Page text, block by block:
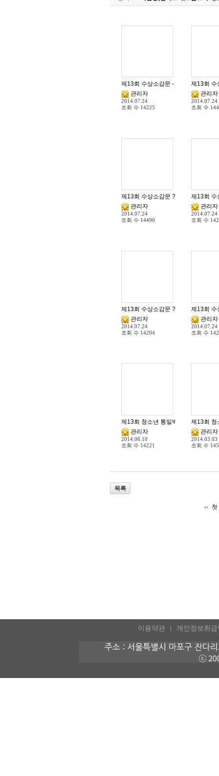
제13회 수상소감문 - 최고지도기관 :
관리자
2014.07.24
조회 수 14225
제13회 수
관리자
2014.07.24
조회 수
제13회 수상소감문 ? 중등부대상(그
관리자
2014.07.24
조회 수 14490
제13회 수
관리자
2014.07.24
조회 수
제13회 수상소감문 ? 종합대상(3. 그
관리자
2014.07.24
조회 수 14204
제13회 수
관리자
2014.07.24
조회 수
제13회 청소년 통일백일장 전국대회
관리자
2014.06.10
조회 수 14221
제13회 청
관리자
2014.03.03
조회 수
목록
첫
이용약관 개인정보취급